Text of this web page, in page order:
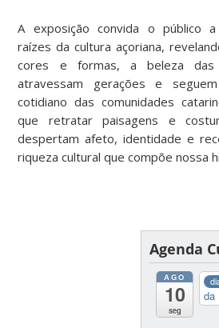
A exposição convida o público
raízes da cultura açoriana,
cores e formas, a beleza das
atravessam gerações e
cotidiano das comunidades
que retratar paisagens e
despertam afeto, identidade e
riqueza cultural que compõe nossa
Agenda
AGO
10
seg
da